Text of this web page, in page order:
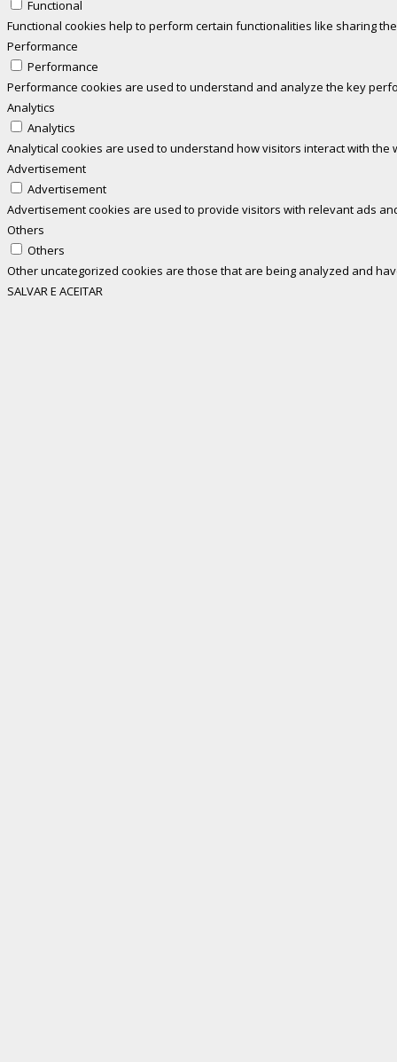
Functional
Functional cookies help to perform certain functionalities like sharing
Performance
Performance
Performance cookies are used to understand and analyze the key
Analytics
Analytics
Analytical cookies are used to understand how visitors interact with
Advertisement
Advertisement
Advertisement cookies are used to provide visitors with relevant ads
Others
Others
Other uncategorized cookies are those that are being analyzed and
SALVAR E ACEITAR